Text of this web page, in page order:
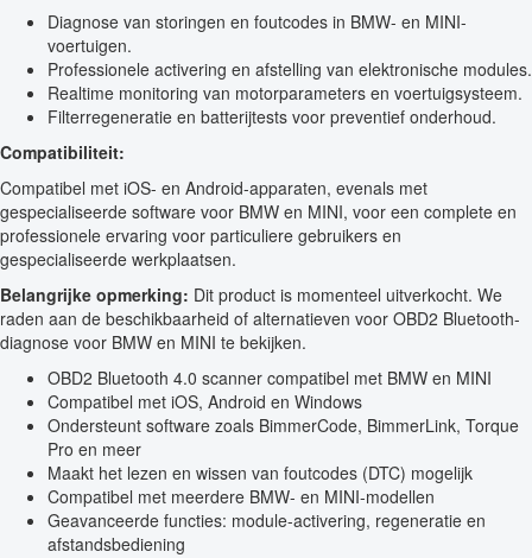
Diagnose van storingen en foutcodes in BMW- en MINI-
voertuigen.
Professionele activering en afstelling van elektronische modules.
Realtime monitoring van motorparameters en voertuigsysteem.
Filterregeneratie en batterijtests voor preventief onderhoud.
Compatibiliteit:
Compatibel met iOS- en Android-apparaten, evenals met
gespecialiseerde software voor BMW en MINI, voor een complete en
professionele ervaring voor particuliere gebruikers en
gespecialiseerde werkplaatsen.
Belangrijke opmerking: Dit product is momenteel uitverkocht. We
raden aan de beschikbaarheid of alternatieven voor OBD2 Bluetooth-
diagnose voor BMW en MINI te bekijken.
OBD2 Bluetooth 4.0 scanner compatibel met BMW en MINI
Compatibel met iOS, Android en Windows
Ondersteunt software zoals BimmerCode, BimmerLink, Torque
Pro en meer
Maakt het lezen en wissen van foutcodes (DTC) mogelijk
Compatibel met meerdere BMW- en MINI-modellen
Geavanceerde functies: module-activering, regeneratie en
afstandsbediening